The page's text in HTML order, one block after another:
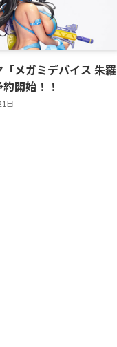
「メガミデバイス 朱羅
開始！！
日